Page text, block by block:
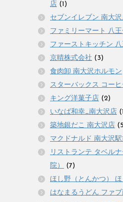
店 (1)
セブンイレブン 南大沢
ファミリーマート 八
ファーストキッチン 八
京晴株式会社 (3)
食肉卸 南大沢ホルモン
スターバックス コー
キング洋菓子店 (2)
いなば和幸_南大沢店
築地銀だこ 南大沢店
マクドナルド 南大沢
リストランテ タベル
院）
(7)
ほし野（とんかつ）
はなまるうどん ファ